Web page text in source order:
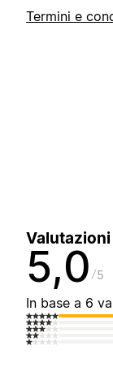
Termini e
5,0 5
In base a 6